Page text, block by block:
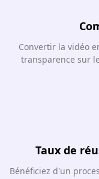
Convertir la vidéo
transparence sur
Taux de
Bénéficiez d'un